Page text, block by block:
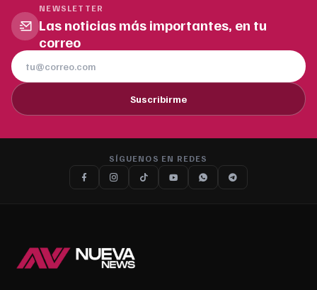
NEWSLETTER
Las noticias más importantes, en tu
correo
Suscribirme
SÍGUENOS EN REDES